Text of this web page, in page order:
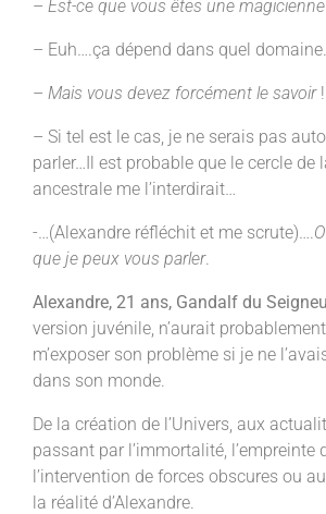
– Est-ce que vous êtes une magicienne
– Euh….ça dépend dans quel
– Mais vous devez forcément le savoir!
– Si tel est le cas, je ne serais pas
parler…Il est probable que le cercle de
ancestrale me l’interdirait…
-…(Alexandre réfléchit et me scrute)….
que je peux vous parler.
Alexandre, 21 ans, Gandalf du
version juvénile, n’aurait
m’exposer son problème si je ne
dans son monde.
De la création de l’Univers, aux
passant par l’immortalité, l’empreinte
l’intervention de forces obscures ou
la réalité d’Alexandre.